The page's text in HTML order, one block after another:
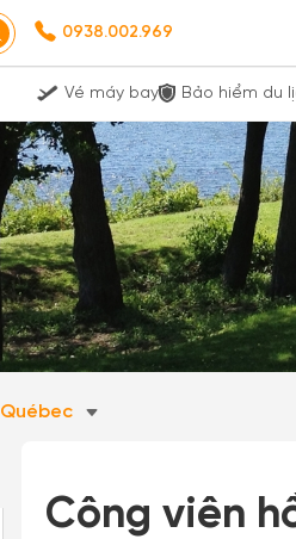
0938.002.969
Vé máy bay Bảo hiểm du
Québec
Công viên